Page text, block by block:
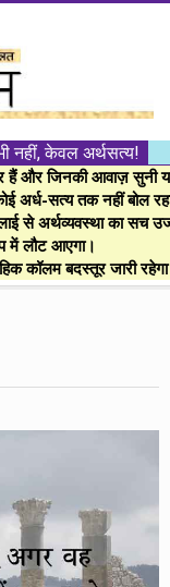
नहीं, केवल अर्थसत्य!
हैं और जिनकी आवाज़ सुनी
सत्य तक नहीं बोल
से अर्थव्यवस्था का सच
में लौट आएगा।
कॉलम बदस्तूर जारी